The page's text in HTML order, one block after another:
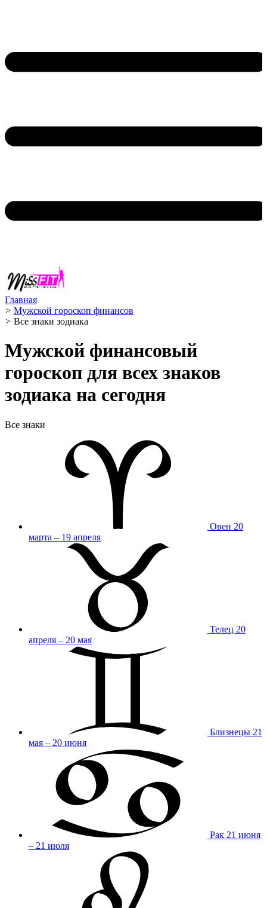
Главная
> Мужской гороскоп финансов
> Все знаки зодиака
Мужской финансовый
гороскоп для всех знаков
зодиака на сегодня
Все знаки
Овен 20
марта – 19 апреля
Телец 20
апреля – 20 мая
Близнецы 21
мая – 20 июня
Рак 21 июня
– 21 июля